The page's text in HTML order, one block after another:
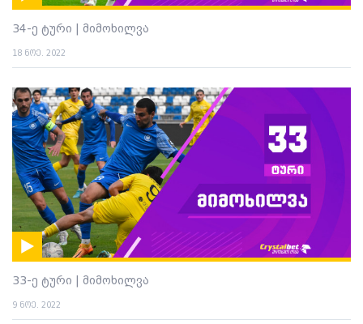
34-ე ტური | მიმოხილვა
18 ნოე. 2022
33-ე ტური | მიმოხილვა
9 ნოე. 2022